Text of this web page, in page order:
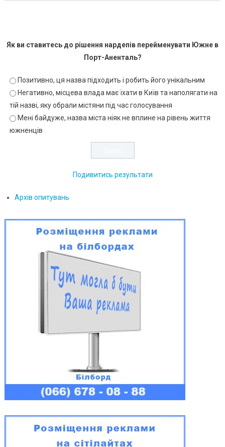
Як ви ставитесь до рішення нардепів перейменувати Южне в
Порт-Аненталь?
Позитивно, ця назва підходить і робить його унікальним
Негативно, місцева влада має їхати в Київ та наполягати на
тій назві, яку обрали містяни під час голосування
Мені байдуже, назва міста ніяк не вплине на рівень життя
южненців
Подивитись результати
Архів опитувань